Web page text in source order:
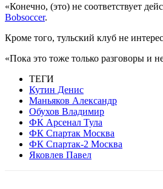
«Конечно, (это) не соответствует
Bobsoccer.
Кроме того, тульский клуб не
«Пока это тоже только разговоры и
ТЕГИ
Кутин Денис
Маньяков Александр
Обухов Владимир
ФК Арсенал Тула
ФК Спартак Москва
ФК Спартак-2 Москва
Яковлев Павел